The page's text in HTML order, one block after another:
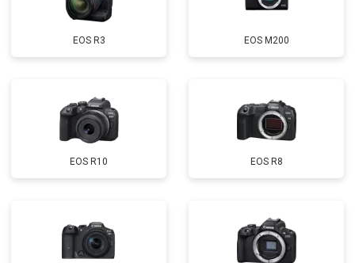
EOS R3 EOS M200
EOS R10 EOS R8